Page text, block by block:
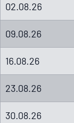
02.08.26
09.08.26
16.08.26
23.08.26
30.08.26